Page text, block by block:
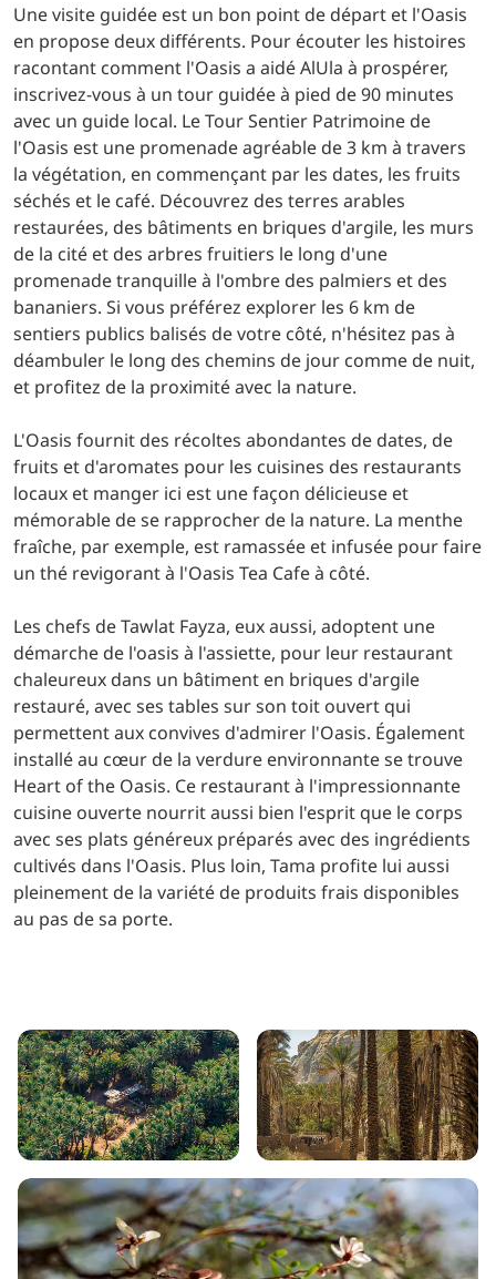
Une visite guidée est un bon point de départ et l'Oasis
en propose deux différents. Pour écouter les histoires
racontant comment l'Oasis a aidé AlUla à prospérer,
inscrivez-vous à un tour guidée à pied de 90 minutes
avec un guide local. Le Tour Sentier Patrimoine de
l'Oasis est une promenade agréable de 3 km à travers
la végétation, en commençant par les dates, les fruits
séchés et le café. Découvrez des terres arables
restaurées, des bâtiments en briques d'argile, les murs
de la cité et des arbres fruitiers le long d'une
promenade tranquille à l'ombre des palmiers et des
bananiers. Si vous préférez explorer les 6 km de
sentiers publics balisés de votre côté, n'hésitez pas à
déambuler le long des chemins de jour comme de nuit,
et profitez de la proximité avec la nature.
L'Oasis fournit des récoltes abondantes de dates, de
fruits et d'aromates pour les cuisines des restaurants
locaux et manger ici est une façon délicieuse et
mémorable de se rapprocher de la nature. La menthe
fraîche, par exemple, est ramassée et infusée pour faire
un thé revigorant à l'Oasis Tea Cafe à côté.
Les chefs de Tawlat Fayza, eux aussi, adoptent une
démarche de l'oasis à l'assiette, pour leur restaurant
chaleureux dans un bâtiment en briques d'argile
restauré, avec ses tables sur son toit ouvert qui
permettent aux convives d'admirer l'Oasis. Également
installé au cœur de la verdure environnante se trouve
Heart of the Oasis. Ce restaurant à l'impressionnante
cuisine ouverte nourrit aussi bien l'esprit que le corps
avec ses plats généreux préparés avec des ingrédients
cultivés dans l'Oasis. Plus loin, Tama profite lui aussi
pleinement de la variété de produits frais disponibles
au pas de sa porte.